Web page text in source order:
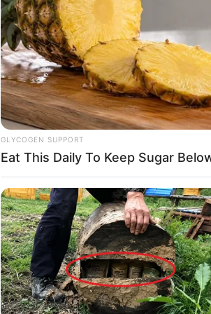
GLYCOGEN SUPPORT
Eat This Daily To Keep Sugar